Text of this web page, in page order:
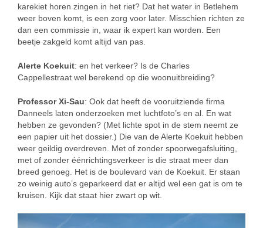
karekiet horen zingen in het riet? Dat het water in Betlehem
weer boven komt, is een zorg voor later. Misschien richten ze
dan een commissie in, waar ik expert kan worden. Een
beetje zakgeld komt altijd van pas.
Alerte Koekuit: en het verkeer? Is de Charles
Cappellestraat wel berekend op die woonuitbreiding?
Professor Xi-Sau: Ook dat heeft de vooruitziende firma
Danneels laten onderzoeken met luchtfoto’s en al. En wat
hebben ze gevonden? (Met lichte spot in de stem neemt ze
een papier uit het dossier.) Die van de Alerte Koekuit hebben
weer geildig overdreven. Met of zonder spoorwegafsluiting,
met of zonder éénrichtingsverkeer is die straat meer dan
breed genoeg. Het is de boulevard van de Koekuit. Er staan
zo weinig auto’s geparkeerd dat er altijd wel een gat is om te
kruisen. Kijk dat staat hier zwart op wit.